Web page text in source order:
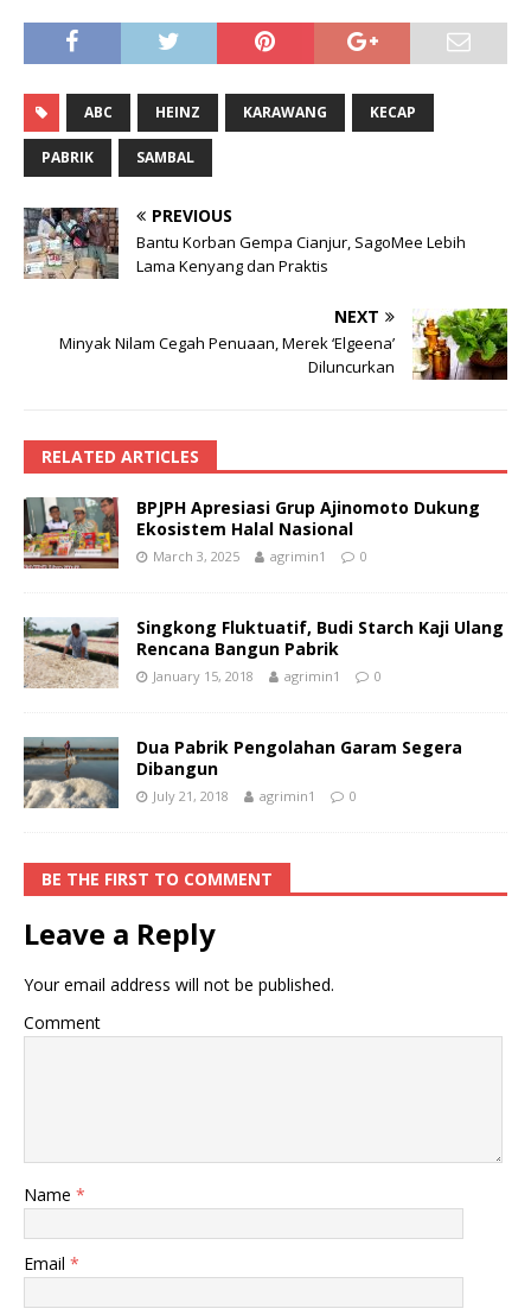
ABC HEINZ KARAWANG KECAP
PABRIK SAMBAL
PREVIOUS
Bantu Korban Gempa Cianjur, SagoMee Lebih
Lama Kenyang dan Praktis
NEXT
Minyak Nilam Cegah Penuaan, Merek ‘Elgeena’
Diluncurkan
RELATED ARTICLES
BPJPH Apresiasi Grup Ajinomoto Dukung
Ekosistem Halal Nasional
March 3, 2025 agrimin1 0
Singkong Fluktuatif, Budi Starch Kaji Ulang
Rencana Bangun Pabrik
January 15, 2018 agrimin1 0
Dua Pabrik Pengolahan Garam Segera
Dibangun
July 21, 2018 agrimin1 0
BE THE FIRST TO COMMENT
Leave a Reply
Your email address will not be published.
Comment
Name *
Email *